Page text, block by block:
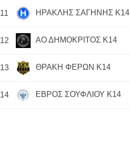
11 ΗΡΑΚΛΗΣ ΣΑΓΗΝΗΣ Κ14
12 ΑΟ ΔΗΜΟΚΡΙΤΟΣ Κ14
13 ΘΡΑΚΗ ΦΕΡΩΝ Κ14
14 ΕΒΡΟΣ ΣΟΥΦΛΙΟΥ Κ14